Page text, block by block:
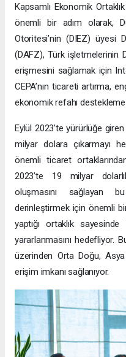
Kapsamlı Ekonomik
önemli bir adım olarak,
Otoritesi’nin (DIEZ) üyesi
(DAFZ), Türk işletmelerinin
erişmesini sağlamak için
CEPA’nın ticareti artırma,
ekonomik refahı
Eylül 2023’te yürürlüğe
milyar dolara çıkarmayı
önemli ticaret
2023’te 19 milyar
oluşmasını sağlayan
derinleştirmek için önemli
yaptığı ortaklık
yararlanmasını hedefliyor.
üzerinden Orta Doğu,
erişim imkanı sağlanıyor.